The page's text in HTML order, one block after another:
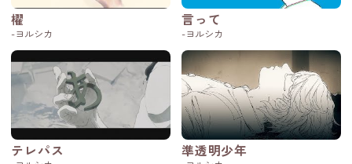
櫂
-ヨルシカ
言って
-ヨルシカ
テレパス 準透明少年